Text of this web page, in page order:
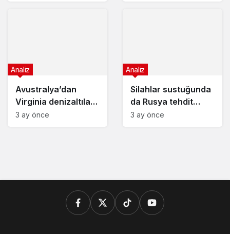
Avustralya’dan
Virginia denizaltıları
için Lockheed kararı
Analiz
3 ay önce
Silahlar sustuğunda
da Rusya tehdit
olmaya devam
Analiz
3 ay önce